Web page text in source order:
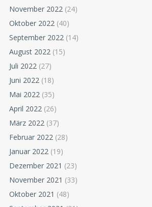
November 2022 (24)
Oktober 2022 (40)
September 2022 (14)
August 2022 (15)
Juli 2022 (27)
Juni 2022 (18)
Mai 2022 (35)
April 2022 (26)
März 2022 (37)
Februar 2022 (28)
Januar 2022 (19)
Dezember 2021 (23)
November 2021 (33)
Oktober 2021 (48)